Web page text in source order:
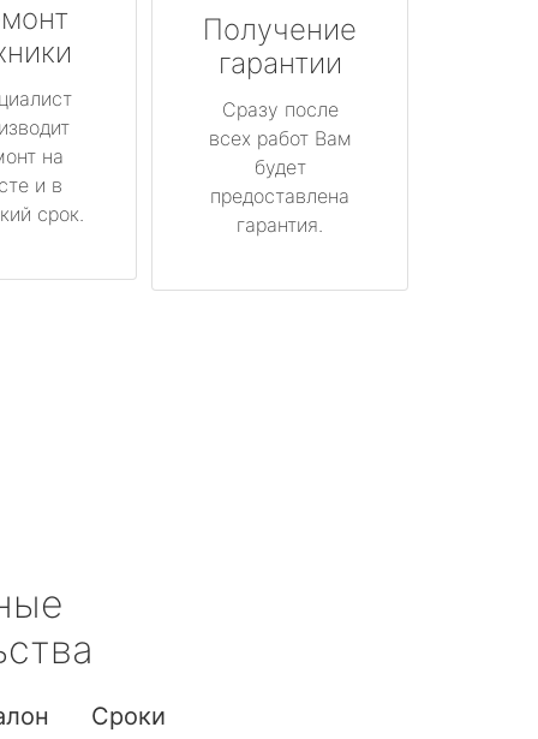
на
и в
срок.
Получение
гарантии
Сразу после
всех работ Вам
будет
предоставлена
гарантия.
Сроки